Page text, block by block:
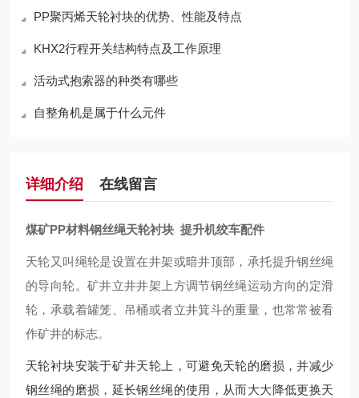
PP聚丙烯天轮衬块的优势、性能及特点
KHX2行程开关结构特点及工作原理
活动式抱索器的种类有哪些
自整角机是属于什么元件
详细介绍 在线留言
煤矿PP材料钢丝绳天轮衬块 提升机绞车配件
天轮又叫绳轮是设置在井架或暗井顶部，承托提升钢丝绳
的导向轮。矿井立井井架上方调节钢丝绳运动方向的定滑
轮，承载着罐笼、吊桶或者立井箕斗的重量，也常常被看
作矿井的标志。
天轮衬块安装于矿井天轮上，可避免天轮的磨损，并减少
钢丝绳的磨损，延长钢丝绳的使用，从而大大降低更换天